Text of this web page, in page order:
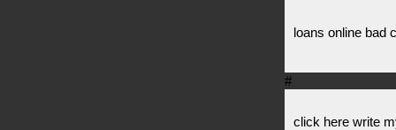
loans online bad
#
click here write